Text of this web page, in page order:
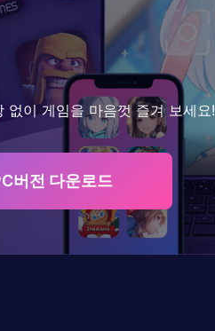
없이 게임을 마음껏 즐겨 보세요!
버전 다운로드